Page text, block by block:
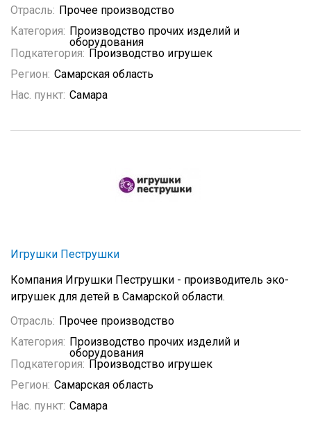
Отрасль: Прочее производство
Категория: Производство прочих изделий и
оборудования
Подкатегория: Производство игрушек
Регион: Самарская область
Нас. пункт: Самара
Игрушки Пеструшки
Компания Игрушки Пеструшки - производитель эко-
игрушек для детей в Самарской области.
Отрасль: Прочее производство
Категория: Производство прочих изделий и
оборудования
Подкатегория: Производство игрушек
Регион: Самарская область
Нас. пункт: Самара